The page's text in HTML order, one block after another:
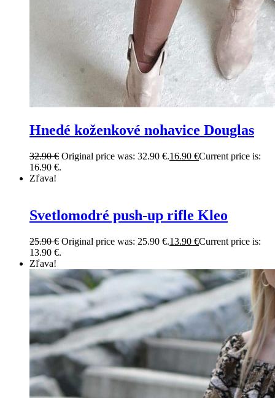
Hnedé koženkové nohavice Douglas
32.90€ Original price was: 32.90 €.16.90 €Current price is:
16.90 €.
Zľava!
Svetlomodré push-up rifle Kleo
25.90€ Original price was: 25.90 €.13.90 €Current price is:
13.90 €.
Zľava!